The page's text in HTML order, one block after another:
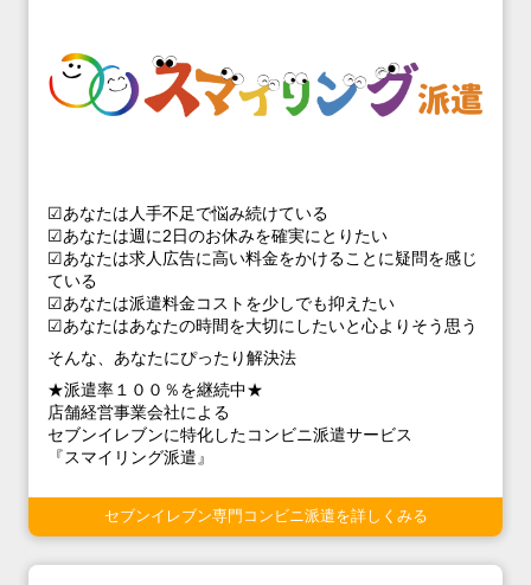
☑あなたは人手不足で悩み続けている
☑あなたは週に2日のお休みを確実にとりたい
☑あなたは求人広告に高い料金をかけることに疑問を感じ
ている
☑あなたは派遣料金コストを少しでも抑えたい
☑あなたはあなたの時間を大切にしたいと心よりそう思う
そんな、あなたにぴったり解決法
★派遣率１００％を継続中★
店舗経営事業会社による
セブンイレブンに特化したコンビニ派遣サービス
『スマイリング派遣』
セブンイレブン専門コンビニ派遣を詳しくみる